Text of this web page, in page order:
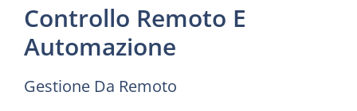
Controllo Remoto E
Automazione
Gestione Da Remoto